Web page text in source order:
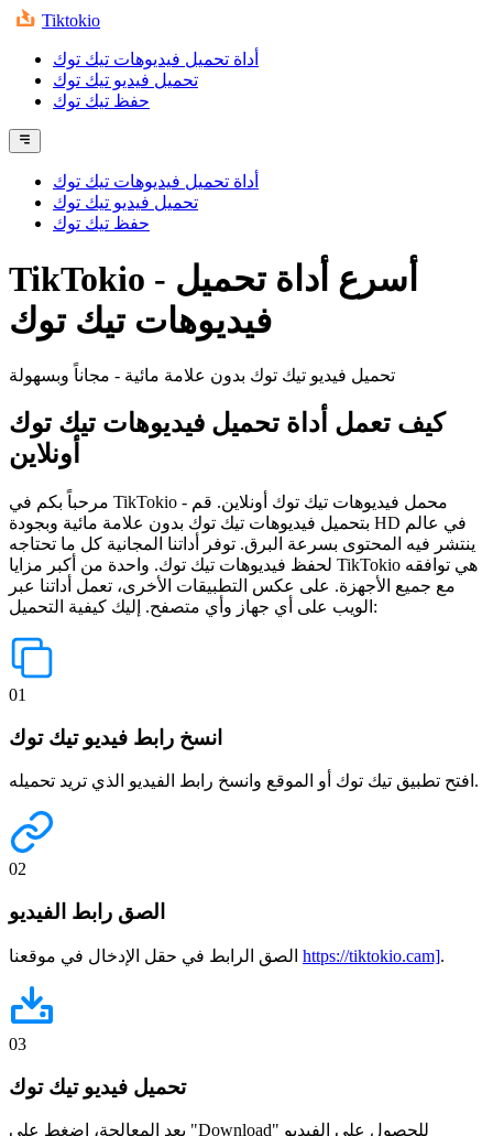
Tiktokio
أداة تحميل فيديوهات تيك توك
تحميل فيديو تيك توك
حفظ تيك توك
أداة تحميل فيديوهات تيك توك
تحميل فيديو تيك توك
حفظ تيك توك
TikTokio - أسرع أداة تحميل
فيديوهات تيك توك
تحميل فيديو تيك توك بدون علامة مائية - مجاناً وبسهولة
كيف تعمل أداة تحميل فيديوهات تيك توك
أونلاين
مرحباً بكم في TikTokio - محمل فيديوهات تيك توك أونلاين. قم
بتحميل فيديوهات تيك توك بدون علامة مائية وبجودة HD في عالم
ينتشر فيه المحتوى بسرعة البرق. توفر أداتنا المجانية كل ما تحتاجه
لحفظ فيديوهات تيك توك. واحدة من أكبر مزايا TikTokio هي توافقه
مع جميع الأجهزة. على عكس التطبيقات الأخرى، تعمل أداتنا عبر
الويب على أي جهاز وأي متصفح. إليك كيفية التحميل:
01
انسخ رابط فيديو تيك توك
افتح تطبيق تيك توك أو الموقع وانسخ رابط الفيديو الذي تريد تحميله.
02
الصق رابط الفيديو
https://tiktokio.cam].
03
تحميل فيديو تيك توك
بعد المعالجة، اضغط على "Download" للحصول على الفيديو